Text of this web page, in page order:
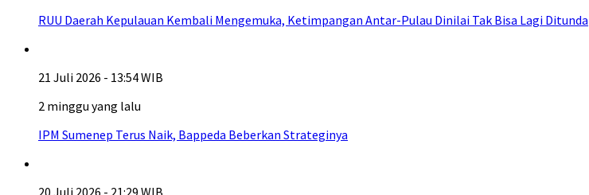
RUU Daerah Kepulauan Kembali Mengemuka, Ketimpangan Antar-Pulau Dinilai Tak Bisa Lagi Ditunda
21 Juli 2026 - 13:54 WIB
2 minggu yang lalu
IPM Sumenep Terus Naik, Bappeda Beberkan Strateginya
20 Juli 2026 - 21:29 WIB